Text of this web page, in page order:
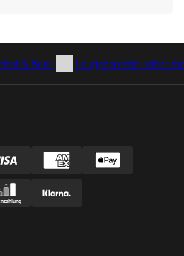
Brot & Buns Laugenbrezeln selber